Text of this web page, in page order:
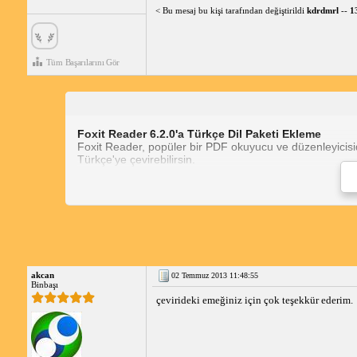
Tüm Başarılarını Gör
< Bu mesaj bu kişi tarafından değiştirildi kdrdmrl--
Foxit Reader 6.2.0'a Türkçe Dil Paketi Ekleme
Foxit Reader, popüler bir PDF okuyucu ve
Türkçe'ye çevirebilirsin.
Foxit Reader
Dil paketi kurulduktan sonra Foxit Reader'ın arayüzü
Foxit PDF Türkçe Yapma:Foxit Reader ile PDF
PDF belgesi Türkçe'ye çevrilecektir. Lütfen çevirilerin
akcan
Binbaşı
02 Temmuz 2013 11:48:55
çevirideki emeğiniz için çok teşekkür ederim.